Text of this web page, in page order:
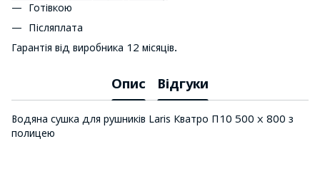
Готівкою
Післяплата
Гарантія від виробника 12 місяців.
Опис Відгуки
Водяна сушка для рушників Laris Кватро П10 500 х 800 з
полицею